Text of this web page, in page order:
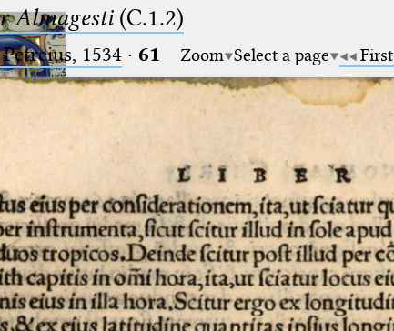
Latinus
🔎︎
Start
Project
Almagesti(C.1.2)
1534 · 61 Zoom Select a page First